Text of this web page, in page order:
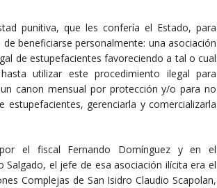
punitiva, que les confería el Estado, para
beneficiarse personalmente: una asociación
de estupefacientes favoreciendo a tal o cual
utilizar este procedimiento ilegal para
canon mensual por protección y/o para no
gerenciarla y comercializarla
el fiscal Fernando Domínguez y en el
el jefe de esa asociación ilícita era el
Complejas de San Isidro Claudio Scapolan,